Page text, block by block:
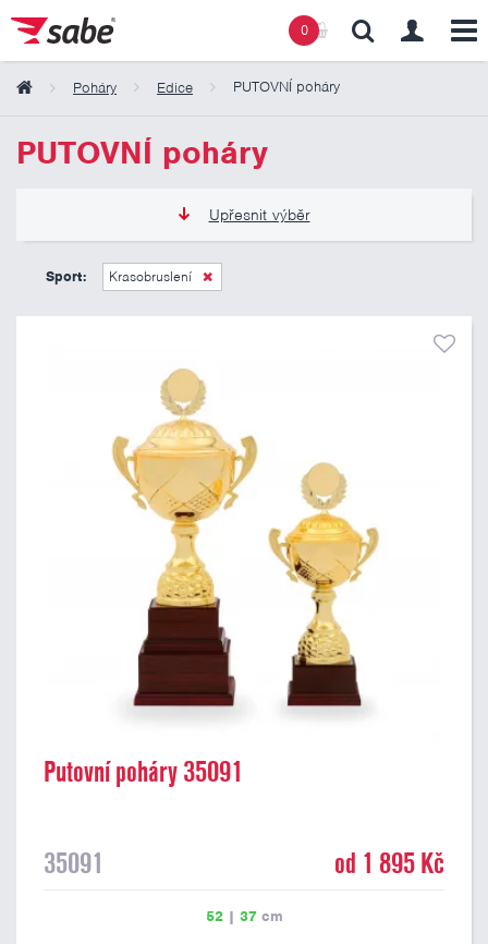
0
Poháry Edice PUTOVNÍ poháry
PUTOVNÍ poháry
Upřesnit výběr
965 Kč
Sport: Krasobruslení
Putovní poháry 35091
35091 od 1 895 Kč
52| 37cm
Obsah košíku